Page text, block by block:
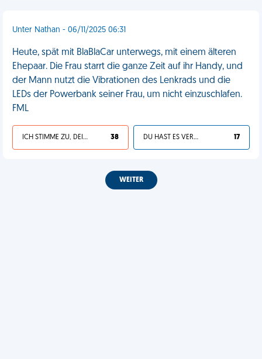
Unter Nathan - 06/11/2025 06:31
Heute, spät mit BlaBlaCar unterwegs, mit einem älteren
Ehepaar. Die Frau starrt die ganze Zeit auf ihr Handy, und
der Mann nutzt die Vibrationen des Lenkrads und die
LEDs der Powerbank seiner Frau, um nicht einzuschlafen.
FML
ICH STIMME ZU, DEIN LEBEN IST SCHEISSE 38 DU HAST ES VERDIENT 17
WEITER